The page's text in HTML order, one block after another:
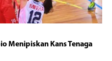
Menipiskan Kans Tenaga